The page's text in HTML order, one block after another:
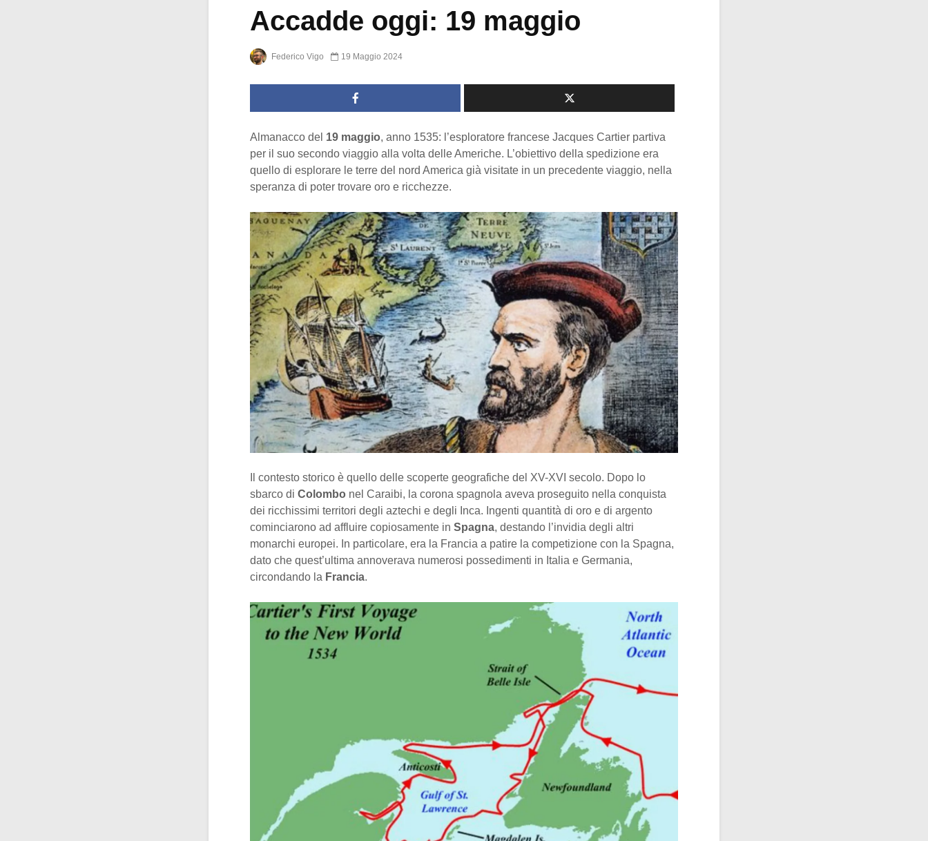
Accadde oggi: 19 maggio
Federico Vigo 19 Maggio 2024
Almanacco del 19 maggio, anno 1535: l’esploratore francese Jacques Cartier partiva
per il suo secondo viaggio alla volta delle Americhe. L’obiettivo della spedizione era
quello di esplorare le terre del nord America già visitate in un precedente viaggio, nella
speranza di poter trovare oro e ricchezze.
Il contesto storico è quello delle scoperte geografiche del XV-XVI secolo. Dopo lo
sbarco di Colombo nel Caraibi, la corona spagnola aveva proseguito nella conquista
dei ricchissimi territori degli aztechi e degli Inca. Ingenti quantità di oro e di argento
cominciarono ad affluire copiosamente in Spagna, destando l’invidia degli altri
monarchi europei. In particolare, era la Francia a patire la competizione con la Spagna,
dato che quest’ultima annoverava numerosi possedimenti in Italia e Germania,
circondando la Francia.